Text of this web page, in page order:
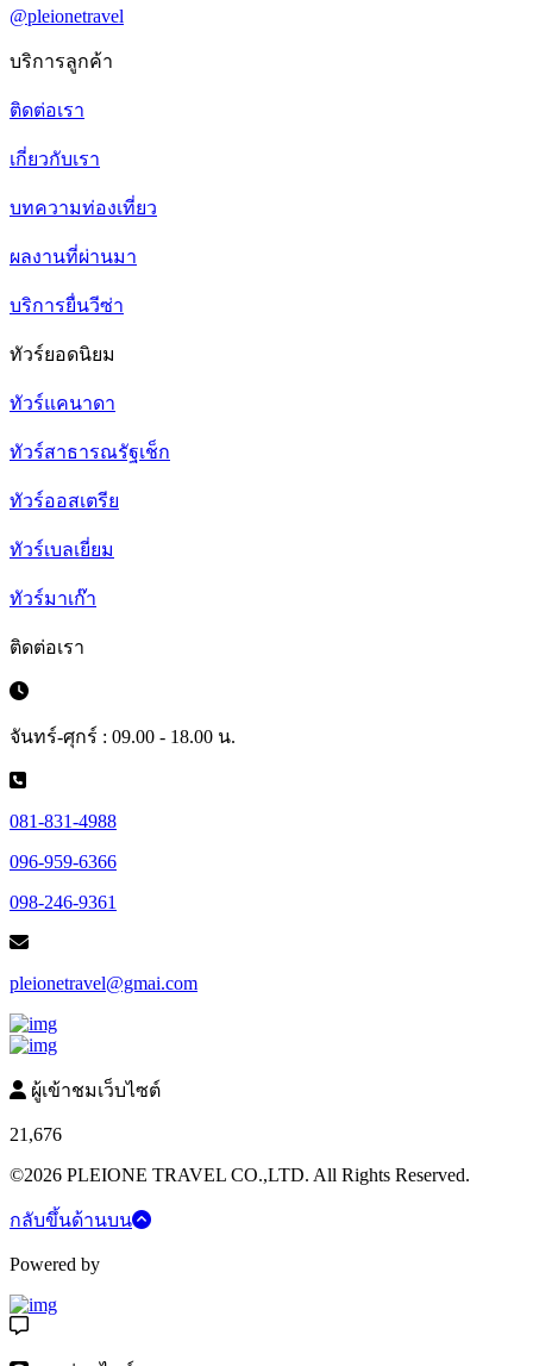
@pleionetravel
บริการลูกค้า
ติดต่อเรา
เกี่ยวกับเรา
บทความท่องเที่ยว
ผลงานที่ผ่านมา
บริการยื่นวีซ่า
ทัวร์ยอดนิยม
ทัวร์แคนาดา
ทัวร์สาธารณรัฐเช็ก
ทัวร์ออสเตรีย
ทัวร์เบลเยี่ยม
ทัวร์มาเก๊า
ติดต่อเรา
จันทร์-ศุกร์ : 09.00 - 18.00 น.
081-831-4988
096-959-6366
098-246-9361
pleionetravel@gmai.com
ผู้เข้าชมเว็บไซต์
21,676
©2026 PLEIONE TRAVEL CO.,LTD. All Rights Reserved.
กลับขึ้นด้านบน
Powered by